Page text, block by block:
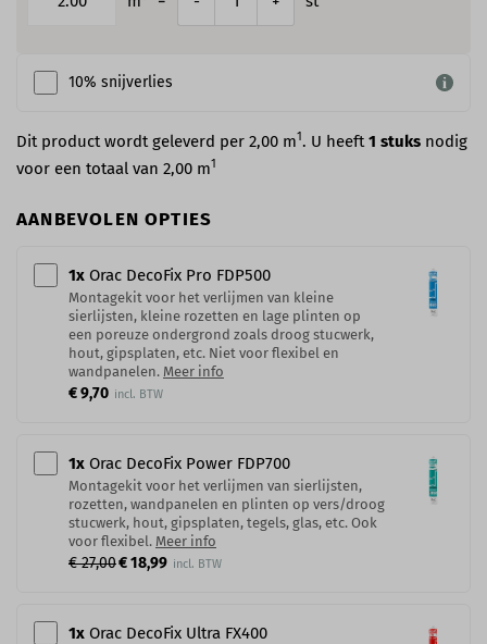
10% snijverlies
Dit product wordt geleverd per 2,00 m1. U heeft1 stuks nodig
voor een totaal van 2,00 m1
AANBEVOLEN OPTIES
1x Orac DecoFix Pro​ FDP500
Montagekit voor het verlijmen van kleine
sierlijsten, kleine rozetten en lage plinten op
een poreuze ondergrond zoals droog stucwerk,
hout, gipsplaten, etc. Niet voor flexibel en
wandpanelen. Meer info
€ 9,70
1x Orac DecoFix Power​ FDP700
Montagekit voor het verlijmen van sierlijsten,
rozetten, wandpanelen en plinten op vers/droog
stucwerk, hout, gipsplaten, tegels, glas, etc. Ook
voor flexibel. Meer info
€ 27,00€ 18,99
1x Orac DecoFix Ultra FX400